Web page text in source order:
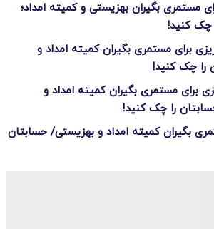
مستمری بگیران بهزیستی و کمیته امداد؛
چک کنید!
برای مستمری بگیران کمیته امداد و
را چک کنید!
برای مستمری بگیران کمیته امداد و
را چک کنید!
بگیران کمیته امداد و بهزیستی/ حسابتان